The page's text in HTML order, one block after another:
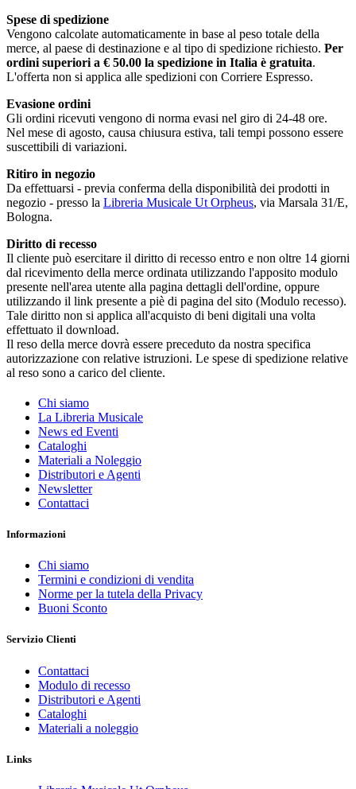
Spese di spedizione
Vengono calcolate automaticamente in base al peso totale della
merce, al paese di destinazione e al tipo di spedizione richiesto. Per
ordini superiori a € 50.00 la spedizione in Italia è gratuita.
L'offerta non si applica alle spedizioni con Corriere Espresso.
Evasione ordini
Gli ordini ricevuti vengono di norma evasi nel giro di 24-48 ore.
Nel mese di agosto, causa chiusura estiva, tali tempi possono essere
suscettibili di variazioni.
Ritiro in negozio
Da effettuarsi - previa conferma della disponibilità dei prodotti in
negozio - presso la Libreria Musicale Ut Orpheus, via Marsala 31/E,
Bologna.
Diritto di recesso
Il cliente può esercitare il diritto di recesso entro e non oltre 14 giorni
dal ricevimento della merce ordinata utilizzando l'apposito modulo
presente nell'area utente alla pagina dettagli dell'ordine, oppure
utilizzando il link presente a piè di pagina del sito (Modulo recesso).
Tale diritto non si applica all'acquisto di beni digitali una volta
effettuato il download.
Il reso della merce dovrà essere preceduto da nostra specifica
autorizzazione con relative istruzioni. Le spese di spedizione relative
al reso sono a carico del cliente.
Chi siamo
La Libreria Musicale
News ed Eventi
Cataloghi
Materiali a Noleggio
Distributori e Agenti
Newsletter
Contattaci
Informazioni
Chi siamo
Termini e condizioni di vendita
Norme per la tutela della Privacy
Buoni Sconto
Servizio Clienti
Contattaci
Modulo di recesso
Distributori e Agenti
Cataloghi
Materiali a noleggio
Links